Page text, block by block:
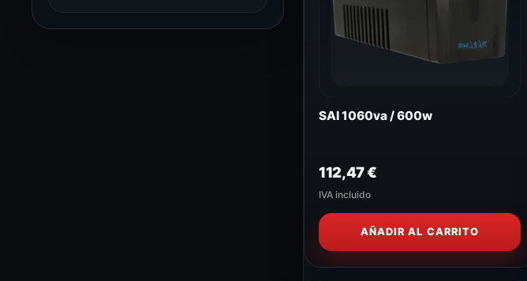
SAI 1060va / 600w
112,47€
IVA incluido
AÑADIR AL CARRITO